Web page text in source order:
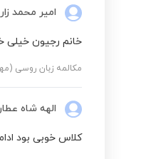
امیر محمد
خانم رجیون خیلی
مکالمه زبان روسی
الهه شاه
کلاس خوبی بود